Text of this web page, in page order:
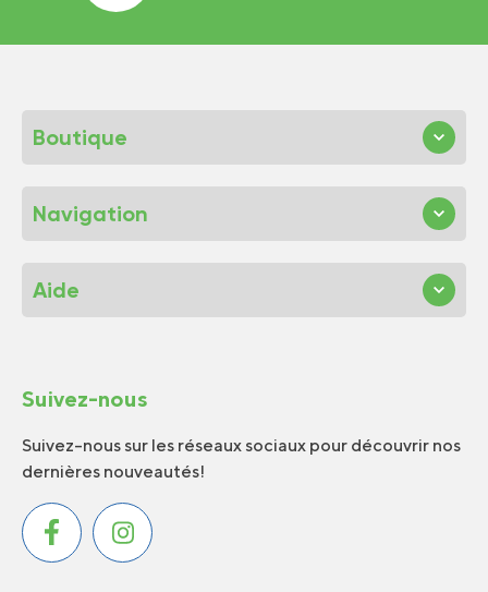
Boutique
Navigation
Aide
Suivez-nous
Suivez-nous sur les réseaux sociaux pour découvrir nos
dernières nouveautés!